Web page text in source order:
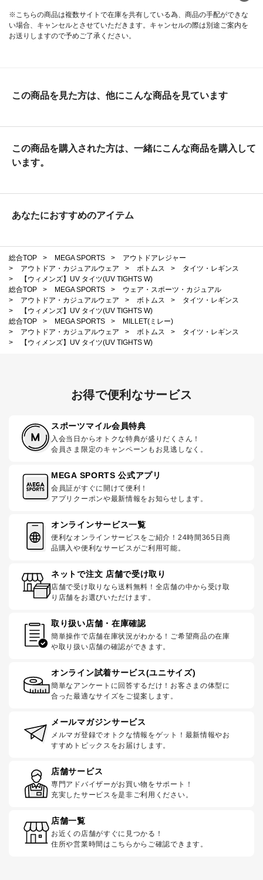
※こちらの商品は複数サイトで在庫を共有している為、商品の手配ができな
い場合、キャンセルとさせていただきます。キャンセルの際は別途ご案内を
お送りしますので予めご了承ください。
この商品を見た方は、他にこんな商品を見ています
この商品を購入された方は、一緒にこんな商品を購入して
います。
あなたにおすすめのアイテム
総合TOP > MEGA SPORTS >
アウトドアレジャー
>
アウトドア・カジュアルウェア > ボトムス >
タイツ・レギンス
>
【ウィメンズ】UV タイツ(UV TIGHTS W)
総合TOP
> MEGA SPORTS >
ウェア・スポーツ・カジュアル
>
アウトドア・カジュアルウェア > ボトムス >
タイツ・レギンス
>
【ウィメンズ】UV タイツ(UV TIGHTS W)
総合TOP
> MEGA SPORTS >
MILLET(ミレー)
>
アウトドア・カジュアルウェア > ボトムス >
タイツ・レギンス
>
【ウィメンズ】UV タイツ(UV TIGHTS W)
お得で便利なサービス
スポーツマイル会員特典
入会当日からオトクな特典が盛りだくさん！
会員さま限定のキャンペーンもお見逃しなく。
MEGA SPORTS 公式アプリ
会員証がすぐに開けて便利！
アプリクーポンや最新情報をお知らせします。
オンラインサービス一覧
便利なオンラインサービスをご紹介！24時間365日商
品購入や便利なサービスがご利用可能。
ネットで注文 店舗で受け取り
店舗で受け取りなら送料無料！全店舗の中から受け取
り店舗をお選びいただけます。
取り扱い店舗・在庫確認
簡単操作で店舗在庫状況がわかる！ご希望商品の在庫
や取り扱い店舗の確認ができます。
オンライン試着サービス(ユニサイズ)
簡単なアンケートに回答するだけ！お客さまの体型に
合った最適なサイズをご提案します。
メールマガジンサービス
メルマガ登録でオトクな情報をゲット！最新情報やお
すすめトピックスをお届けします。
店舗サービス
専門アドバイザーがお買い物をサポート！
充実したサービスを是非ご利用ください。
店舗一覧
お近くの店舗がすぐに見つかる！
住所や営業時間はこちらからご確認できます。